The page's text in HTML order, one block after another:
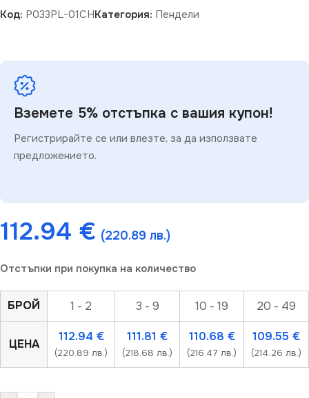
Код: P033PL-01CHКатегория: Пендели
Вземете 5% отстъпка с вашия купон!
Регистрирайте се или влезте, за да използвате
предложението.
112.94 € (220.89 лв.)
Отстъпки при покупка на количество
БРОЙ 1 - 2 3 - 9 10 - 19 20 - 49
ЦЕНА
112.94 €
(220.89 лв.)
111.81 €
(218.68 лв.)
110.68 €
(216.47 лв.)
109.55 €
(214.26 лв.)